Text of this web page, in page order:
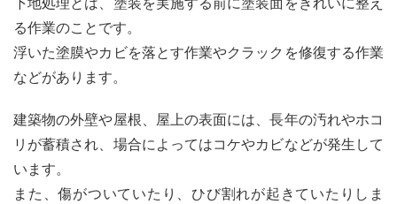
る作業のことです。
浮いた塗膜やカビを落とす作業やクラックを修復する作業
などがあります。
建築物の外壁や屋根、屋上の表面には、長年の汚れやホコ
リが蓄積され、場合によってはコケやカビなどが発生して
います。
また、傷がついていたり、ひび割れが起きていたりしま